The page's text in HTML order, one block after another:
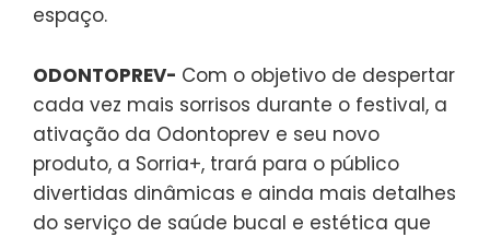
espaço.
ODONTOPREV- Com o objetivo de despertar
cada vez mais sorrisos durante o festival, a
ativação da Odontoprev e seu novo
produto, a Sorria+, trará para o público
divertidas dinâmicas e ainda mais detalhes
do serviço de saúde bucal e estética que